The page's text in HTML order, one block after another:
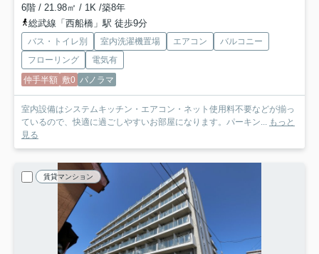
6階 / 21.98㎡ / 1K /築8年
総武線「西船橋」駅 徒歩9分
バス・トイレ別 室内洗濯機置場 エアコン
バルコニー
フローリング
電気有
仲手半額 敷0 パノラマ
室内設備はシステムキッチン・エアコン・ネット使用料不要などが揃っ
ているので、快適に過ごしやすいお部屋になります。パーキン...
もっと
見る
賃貸マンション